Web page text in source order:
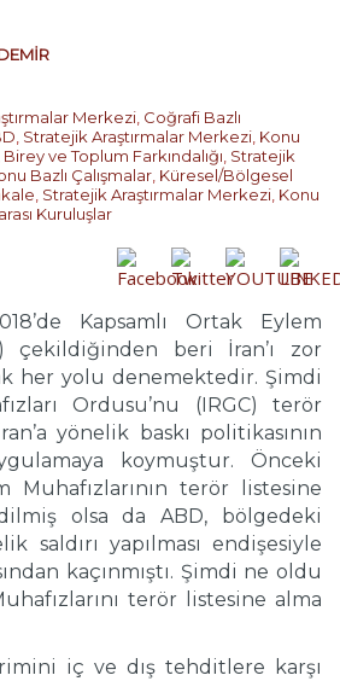
Merkezi, Coğrafi Bazlı
, Stratejik Araştırmalar Merkezi, Konu
ve Toplum Farkındalığı, Stratejik
Bazlı Çalışmalar, Küresel/Bölgesel
, Stratejik Araştırmalar Merkezi, Konu
Kuruluşlar
Kapsamlı Ortak Eylem
çekildiğinden beri İran’ı zor
her yolu denemektedir. Şimdi
Ordusu’nu (IRGC) terör
yönelik baskı politikasının
koymuştur. Önceki
Muhafızlarının terör listesine
olsa da ABD, bölgedeki
saldırı yapılması endişesiyle
kaçınmıştı. Şimdi ne oldu
terör listesine alma
iç ve dış tehditlere karşı